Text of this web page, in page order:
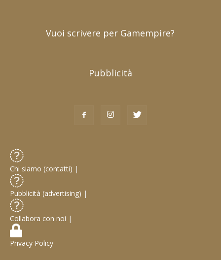
Vuoi scrivere per Gamempire?
Pubblicità
Chi siamo (contatti) |
Pubblicità (advertising) |
Collabora con noi |
Privacy Policy